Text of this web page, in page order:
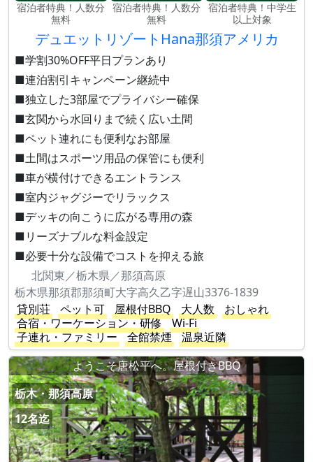
宿泊者特典！人数分
無料
宿泊者特典！人数分
無料
宿泊者特典！中学生
以上対象
デュエットリゾートHana那須アメリカ
■学割30%OFF平日プランあり
■連泊割引キャンペーン継続中
■独立した3部屋でプライバシー確保
■玄関から水回りまで続く広い土間
■ペット連れにも便利なお部屋
■土間はスポーツ用品の保管にも便利
■車が横付けできるエントランス
■室内ジャグジーでリラックス
■デッキの向こうに広がる専用の森
■リーズナブルな料金設定
■必要十分な設備でコストを抑える旅
北関東／栃木県／那須高原
栃木県那須郡那須町大字高久乙字遅山3376-1839
貸別荘
ペット可 屋根付BBQ 大人数
おしゃれ
合宿・ワーケーション・研修
Wi-Fi
子連れ・ファミリー
全館禁煙
温泉近隣
ようこそ唐松平へ。屋根付きBBQ
栃木・那須高原
12名迄